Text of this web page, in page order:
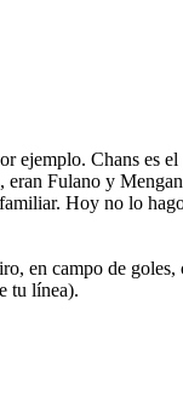
ejemplo. Chans es
Fulano y
Hoy no lo
en campo de goles,
tu línea).